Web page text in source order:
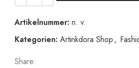
Artikelnummer: n. v.
Kategorien: Artinkdora Shop,
Share: